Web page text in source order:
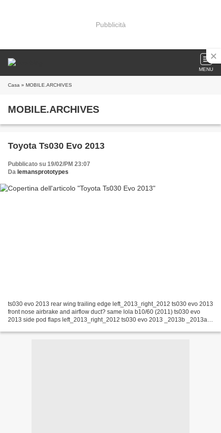
Pubblicità
MENU
Casa » MOBILE.ARCHIVES
MOBILE.ARCHIVES
Toyota Ts030 Evo 2013
Pubblicato su 19/02/PM 23:07
Da lemansprototypes
ts030 evo 2013 rear wing trailing edge left_2013_right_2012 ts030 evo 2013
front nose airbrake and airflow duct? same lola b10/60 (2011) ts030 evo
2013 side pod flaps left_2013_right_2012 ts030 evo 2013 _2013b _2013a